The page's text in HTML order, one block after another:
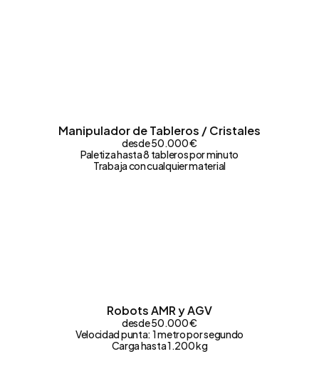
Manipulador de Tableros / Cristales
desde 50.000 €
Paletiza hasta 8 tableros por minuto
Trabaja con cualquier material
Robots AMR y AGV
desde 50.000 €
Velocidad punta: 1 metro por segundo
Carga hasta 1.200 kg